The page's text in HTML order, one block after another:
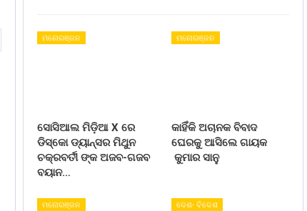
ମନୋରଞ୍ଜନ
ସୋସିଆଲ ମିଡ଼ିଆ X ରେ
ଡିସ୍କୋ ଡ୍ୟାନ୍ସର ମିଥୁନ
ଚକ୍ରବର୍ତୀ ଙ୍କ ଅଜବ-ଗଜବ
ବୟାନ…
ମନୋରଞ୍ଜନ
କାହିଁକି ଅଚାନକ ବିବାଦ
ଘେରକୁ ଆସିଲେ ଗାୟକ
କୁମାର ସାନୁ
ମନୋରଞ୍ଜନ ଦେଶ- ବିଦେଶ